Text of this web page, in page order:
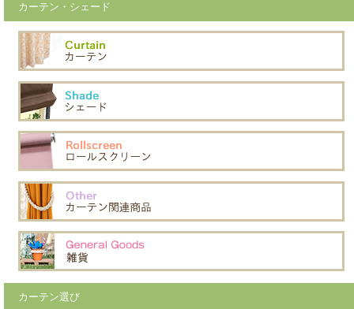
カーテン・シェード
カーテン選び